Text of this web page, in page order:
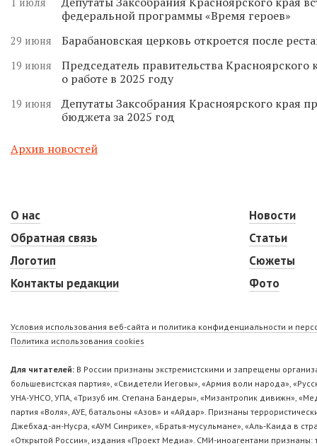
федеральной программы «Время героев»
29 июня Барабановская церковь откроется после
19 июня
Председатель правительства Красноярского
о работе в 2025 году
19 июня
Депутаты Заксобрания Красноярского края
бюджета за 2025 год
Архив новостей
О нас
Обратная связь
Логотип
Контакты редакции
Новости
Статьи
Сюжеты
Фото
Условия использования веб-сайта и политика конфиденциальности и
Политика использования cookies
Для читателей: В России признаны экстремистскими и запрещены
большевистская партия», «Свидетели Иеговы», «Армия воли народа»,
УНА-УНСО, УПА, «Тризуб им. Степана Бандеры», «Мизантропик дивижн»,
партия «Воля», АУЕ, батальоны «Азов» и «Айдар». Признаны
Джебхад-ан-Нусра, «АУМ Синрике», «Братья-мусульмане», «Аль-Каида в
«Открытой России», издания «Проект Медиа». СМИ-иноагентами